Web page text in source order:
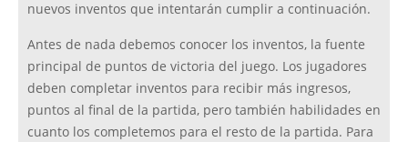
nuevos inventos que intentarán cumplir a continuación.
Antes de nada debemos conocer los inventos, la fuente
principal de puntos de victoria del juego. Los jugadores
deben completar inventos para recibir más ingresos,
puntos al final de la partida, pero también habilidades en
cuanto los completemos para el resto de la partida. Para